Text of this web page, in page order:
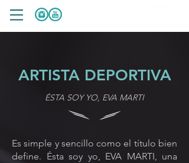
ARTISTA DEPORTIVA
ÉSTA SOY YO, EVA MARTI
Es simple y sencillo como el título bien
define. Ésta soy yo, EVA MARTI, una